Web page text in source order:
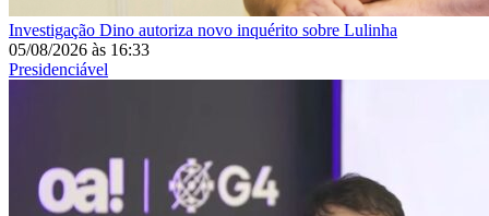
Investigação Dino autoriza novo inquérito sobre Lulinha
05/08/2026 às 16:33
Presidenciável